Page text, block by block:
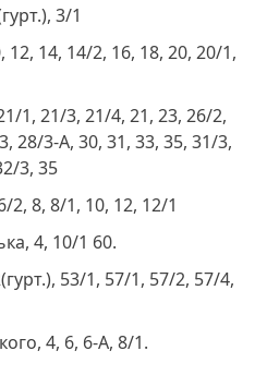
3/1
12, 14, 14/2, 16, 18, 20, 20/1,
1, 21/3, 21/4, 21, 23, 26/2,
28/3-А, 30, 31, 33, 35, 31/3,
3, 35
8, 8/1, 10, 12, 12/1
4, 10/1 60.
53/1, 57/1, 57/2, 57/4,
4, 6, 6-А, 8/1.